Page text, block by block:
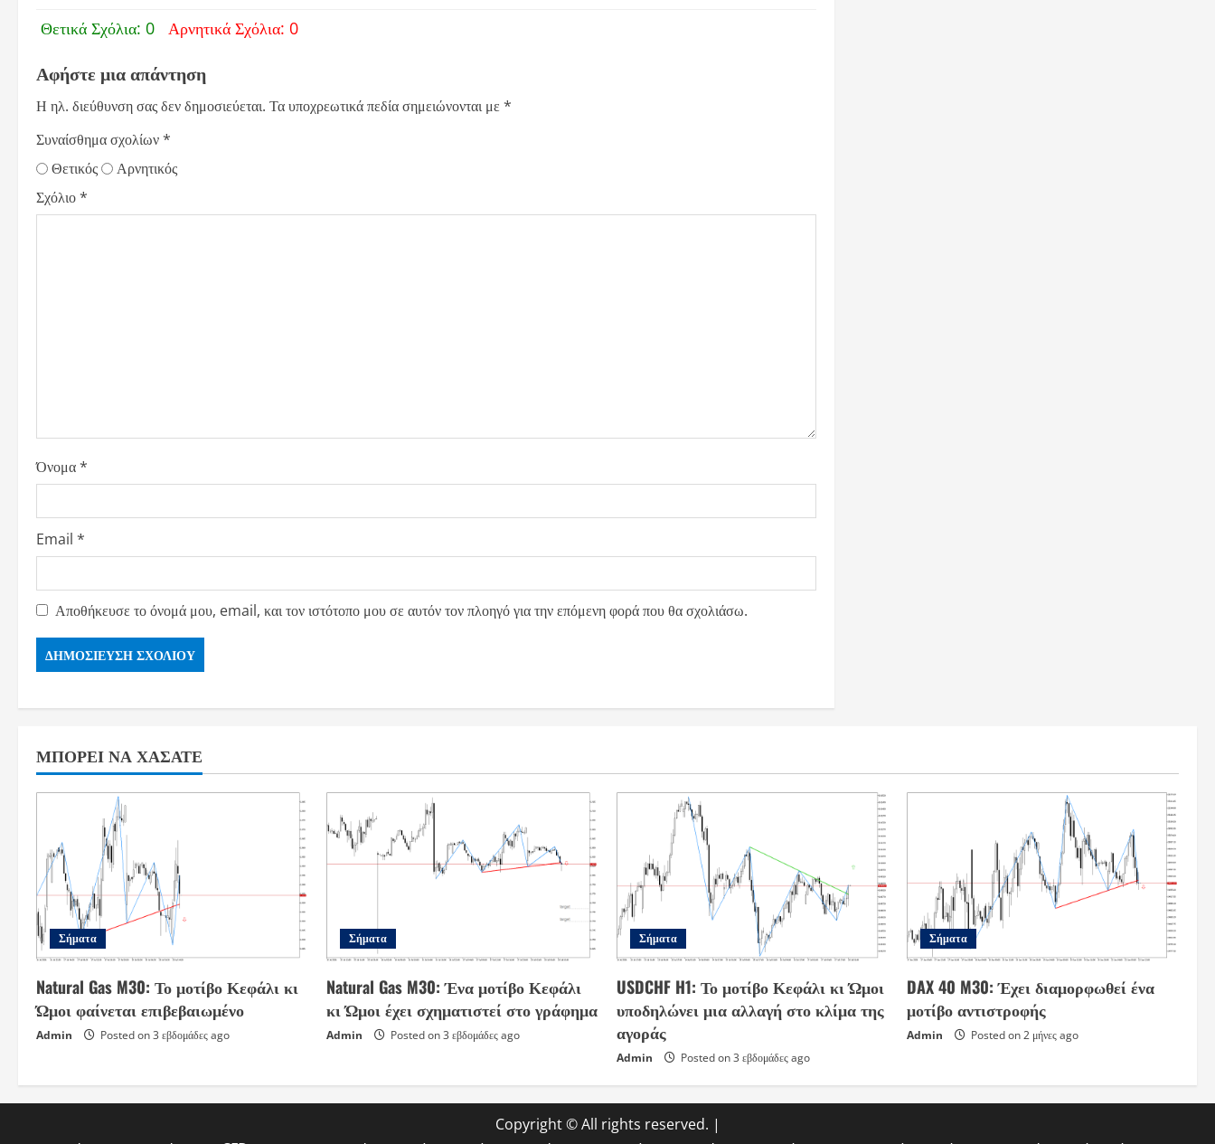
Θετικά Σχόλια: 0 Αρνητικά Σχόλια: 0
Αφήστε μια απάντηση
Η ηλ. διεύθυνση σας δεν δημοσιεύεται. Τα υποχρεωτικά πεδία σημειώνονται με *
Συναίσθημα σχολίων*
Θετικός
Αρνητικός
Σχόλιο*
Όνομα*
Email *
Αποθήκευσε το όνομά μου, email, και τον ιστότοπο μου σε αυτόν τον πλοηγό για την επόμενη φορά που θα σχολιάσω.
ΜΠΟΡΕΊ ΝΑ ΧΆΣΑΤΕ
Σήματα
Natural Gas M30: Το μοτίβο Κεφάλι κι
Ώμοι φαίνεται επιβεβαιωμένο
Admin Posted on 3 εβδομάδες ago
Σήματα
Natural Gas M30: Ένα μοτίβο Κεφάλι
κι Ώμοι έχει σχηματιστεί στο γράφημα
Admin Posted on 3 εβδομάδες ago
Σήματα
USDCHF H1: Το μοτίβο Κεφάλι κι Ώμοι
υποδηλώνει μια αλλαγή στο κλίμα της
αγοράς
Admin Posted on 3 εβδομάδες ago
Σήματα
DAX 40 M30: Έχει διαμορφωθεί ένα
μοτίβο αντιστροφής
Admin Posted on 2 μήνες ago
Copyright © All rights reserved. |